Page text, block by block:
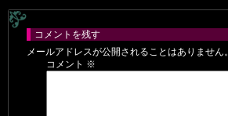
コメントを残す
メールアドレスが公開されることはありません。
コメント ※